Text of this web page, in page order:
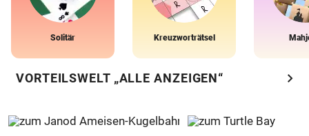
Solitär Kreuzworträtsel
VORTEILSWELT „ALLE ANZEIGEN“ chevron_right